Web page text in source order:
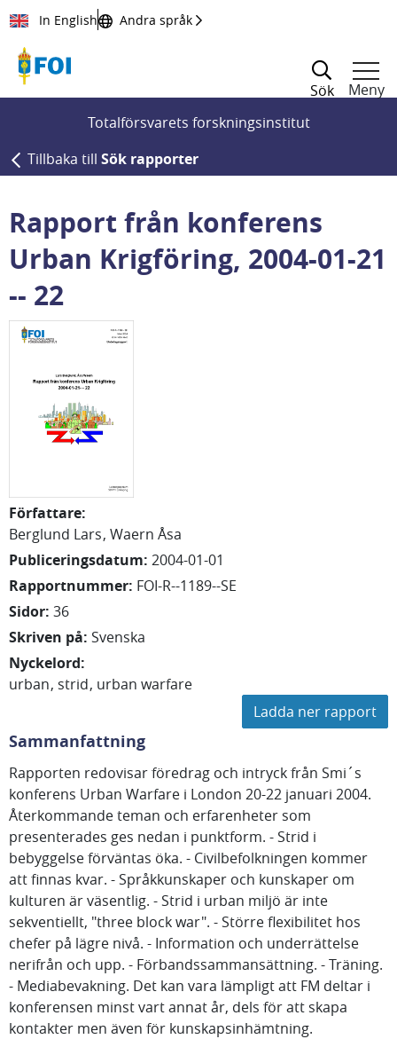
Till innehållet
In English Andra språk
Sök
Meny
Totalförsvarets forskningsinstitut
Tillbaka till Sök rapporter
Rapport från konferens
Urban Krigföring, 2004-01-21
-- 22
Författare:
Berglund Lars Waern Åsa
Publiceringsdatum: 2004-01-01
Rapportnummer: FOI-R--1189--SE
Sidor: 36
Skriven på: Svenska
Nyckelord:
urban strid urban warfare
Ladda ner rapport
Sammanfattning
Rapporten redovisar föredrag och intryck från Smi´s
konferens Urban Warfare i London 20-22 januari 2004.
Återkommande teman och erfarenheter som
presenterades ges nedan i punktform. - Strid i
bebyggelse förväntas öka. - Civilbefolkningen kommer
att finnas kvar. - Språkkunskaper och kunskaper om
kulturen är väsentlig. - Strid i urban miljö är inte
sekventiellt, "three block war". - Större flexibilitet hos
chefer på lägre nivå. - Information och underrättelse
nerifrån och upp. - Förbandssammansättning. - Träning.
- Mediabevakning. Det kan vara lämpligt att FM deltar i
konferensen minst vart annat år, dels för att skapa
kontakter men även för kunskapsinhämtning.